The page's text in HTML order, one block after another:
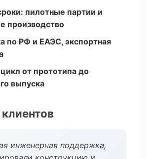
пилотные партии и
производство
по РФ и ЕАЭС, экспортная
от прототипа до
выпуска
инженерная поддержка,